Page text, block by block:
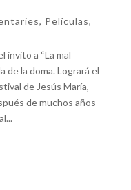
, Películas,
invito a “La mal
de la doma. Logrará el
de Jesús María,
de muchos años